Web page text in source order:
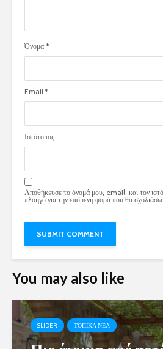
Όνομα *
Email *
Ιστότοπος
Αποθήκευσε το όνομά μου, email, και τον
πλοηγό για την επόμενη φορά που θα σχολιάσω.
You may also like
SLIDER ΤΟΠΙΚΑ ΝΕΑ